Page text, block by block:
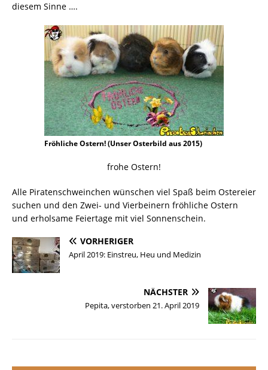
diesem Sinne ….
Fröhliche Ostern! (Unser Osterbild aus 2015)
frohe Ostern!
Alle Piratenschweinchen wünschen viel Spaß beim Ostereier
suchen und den Zwei- und Vierbeinern fröhliche Ostern
und erholsame Feiertage mit viel Sonnenschein.
VORHERIGER
April 2019: Einstreu, Heu und Medizin
NÄCHSTER
Pepita, verstorben 21. April 2019